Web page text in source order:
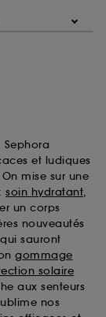
et ludiques
mise sur une
soin hydratant,
un corps
nouveautés
sauront
gommage
solaire
aux senteurs
nos